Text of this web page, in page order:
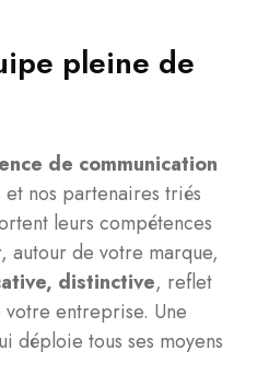
pleine de
de communication
nos partenaires triés
leurs compétences
autour de votre marque,
distinctive, reflet
entreprise. Une
déploie tous ses moyens